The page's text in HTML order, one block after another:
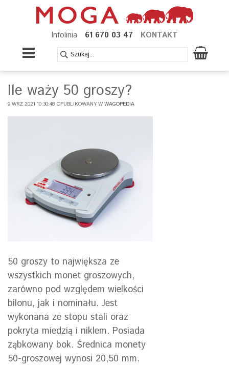
Infolinia 61 670 03 47 KONTAKT
Ile waży 50 groszy?
9 WRZ 2021 10:30:48 OPUBLIKOWANY W WAGOPEDIA
50 groszy to największa ze
wszystkich monet groszowych,
zarówno pod względem wielkości
bilonu, jak i nominału. Jest
wykonana ze stopu stali oraz
pokryta miedzią i niklem. Posiada
ząbkowany bok. Średnica monety
50-groszowej wynosi 20,50 mm.